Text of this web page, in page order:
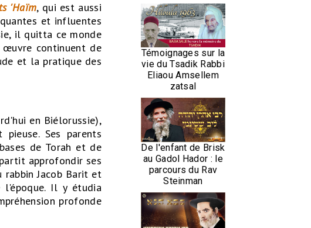
'Haïm, qui est aussi
et influentes
il quitta ce monde
continuent de
et la pratique des
en Biélorussie),
Ses parents
de Torah et de
approfondir ses
Jacob Barit et
l'époque. Il y étudia
profonde
Témoignages sur la
vie du Tsadik Rabbi
Eliaou Amsellem
zatsal
De l'enfant de Brisk
au Gadol Hador : le
parcours du Rav
Steinman